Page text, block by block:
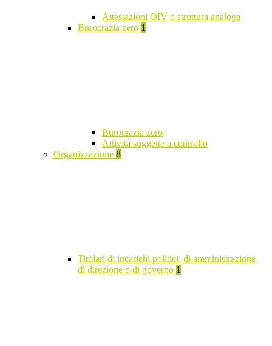
Attestazioni OIV o struttura analoga
Burocrazia zero 1
Burocrazia zero
Attività soggette a controllo
Organizzazione 8
Titolari di incarichi politici, di amministrazione,
di direzione o di governo 1